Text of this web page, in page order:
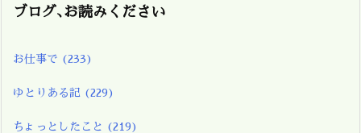
ブログ､お読みください
お仕事で (233)
ゆとりある記 (229)
ちょっとしたこと (219)